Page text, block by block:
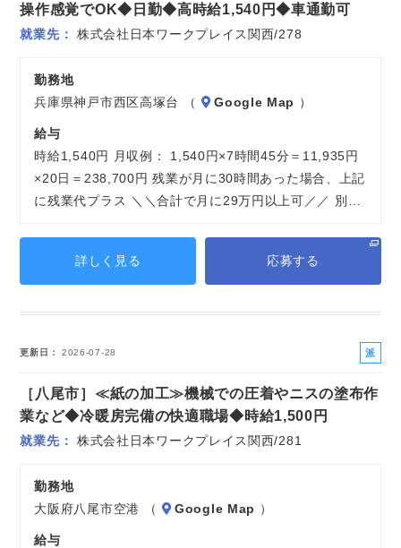
操作感覚でOK◆日勤◆高時給1,540円◆車通勤可
就業先 株式会社日本ワークプレイス関西/278
勤務地
兵庫県神戸市西区高塚台 （
Google Map ）
給与
時給1,540円 月収例： 1,540円×7時間45分＝11,935円
×20日＝238,700円 残業が月に30時間あった場合、上記
に残業代プラス ＼＼合計で月に29万円以上可／／ 別…
詳しく見る 応募する
更新日 2026-07-28
派
社
［八尾市］≪紙の加工≫機械での圧着やニスの塗布作
業など◆冷暖房完備の快適職場◆時給1,500円
就業先 株式会社日本ワークプレイス関西/281
勤務地
大阪府八尾市空港 （
Google Map ）
給与